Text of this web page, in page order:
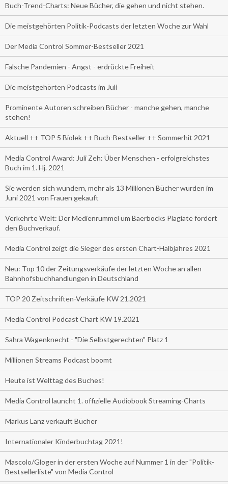
Buch-Trend-Charts: Neue Bücher, die gehen und nicht stehen.
Die meistgehörten Politik-Podcasts der letzten Woche zur Wahl
Der Media Control Sommer-Bestseller 2021
Falsche Pandemien - Angst - erdrückte Freiheit
Die meistgehörten Podcasts im Juli
Prominente Autoren schreiben Bücher - manche gehen, manche
stehen!
Aktuell ++ TOP 5 Biolek ++ Buch-Bestseller ++ Sommerhit 2021
Media Control Award: Juli Zeh: Über Menschen - erfolgreichstes
Buch im 1. Hj. 2021
Sie werden sich wundern, mehr als 13 Millionen Bücher wurden im
Juni 2021 von Frauen gekauft
Verkehrte Welt: Der Medienrummel um Baerbocks Plagiate fördert
den Buchverkauf.
Media Control zeigt die Sieger des ersten Chart-Halbjahres 2021
Neu: Top 10 der Zeitungsverkäufe der letzten Woche an allen
Bahnhofsbuchhandlungen in Deutschland
TOP 20 Zeitschriften-Verkäufe KW 21.2021
Media Control Podcast Chart KW 19.2021
Sahra Wagenknecht - "Die Selbstgerechten" Platz 1
Millionen Streams Podcast boomt
Heute ist Welttag des Buches!
Media Control launcht 1. offizielle Audiobook Streaming-Charts
Markus Lanz verkauft Bücher
Internationaler Kinderbuchtag 2021!
Mascolo/Gloger in der ersten Woche auf Nummer 1 in der "Politik-
Bestsellerliste" von Media Control